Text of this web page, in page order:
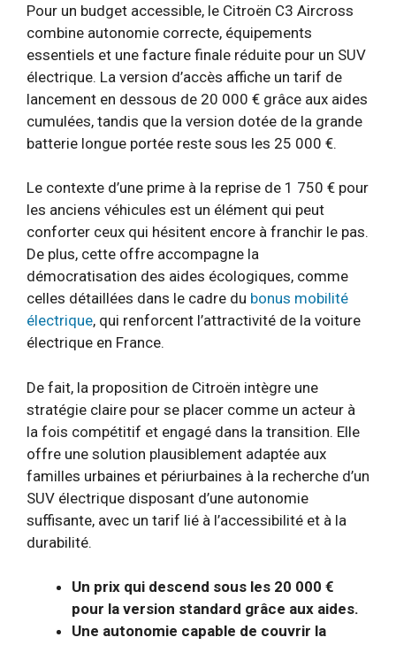
Pour un budget accessible, le Citroën C3 Aircross
combine autonomie correcte, équipements
essentiels et une facture finale réduite pour un SUV
électrique. La version d’accès affiche un tarif de
lancement en dessous de 20 000 € grâce aux aides
cumulées, tandis que la version dotée de la grande
batterie longue portée reste sous les 25 000 €.
Le contexte d’une prime à la reprise de 1 750 € pour
les anciens véhicules est un élément qui peut
conforter ceux qui hésitent encore à franchir le pas.
De plus, cette offre accompagne la
démocratisation des aides écologiques, comme
celles détaillées dans le cadre du bonus mobilité
électrique, qui renforcent l’attractivité de la voiture
électrique en France.
De fait, la proposition de Citroën intègre une
stratégie claire pour se placer comme un acteur à
la fois compétitif et engagé dans la transition. Elle
offre une solution plausiblement adaptée aux
familles urbaines et périurbaines à la recherche d’un
SUV électrique disposant d’une autonomie
suffisante, avec un tarif lié à l’accessibilité et à la
durabilité.
Un prix qui descend sous les 20 000 €
pour la version standard grâce aux aides.
Une autonomie capable de couvrir la